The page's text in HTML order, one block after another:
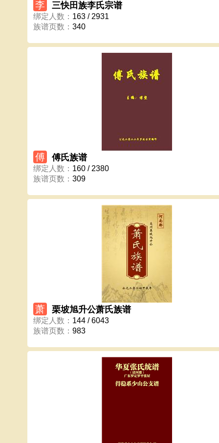
李 三快田族李氏宗谱
绑定人数 ： 163 / 2931
族谱页数 ： 340
傅 傅氏族谱
绑定人数 ： 160 / 2380
族谱页数 ： 309
萧 栗坡旭升公萧氏族谱
绑定人数 ： 144 / 6043
族谱页数 ： 983